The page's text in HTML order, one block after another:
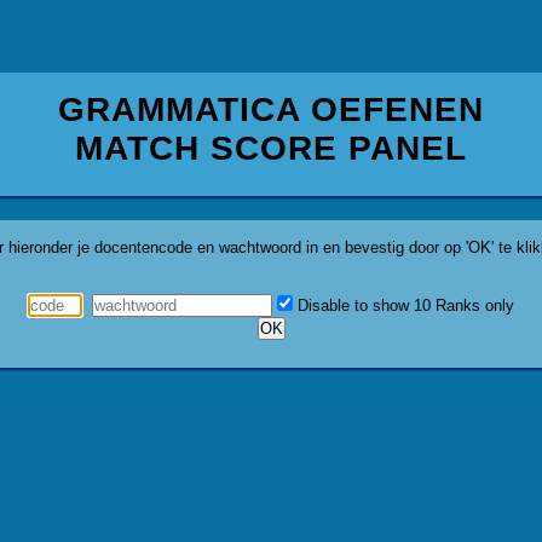
GRAMMATICA OEFENEN
MATCH SCORE PANEL
hieronder je docentencode en wachtwoord in en bevestig door op 'OK' te
Disable to show 10 Ranks only